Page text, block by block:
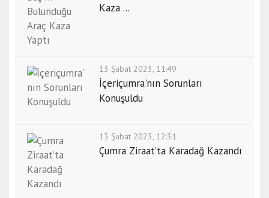
Kaza ...
13 Şubat 2023, 11:49
İçeriçumra'nın Sorunları
Konuşuldu
13 Şubat 2023, 12:31
Çumra Ziraat’ta Karadağ Kazandı